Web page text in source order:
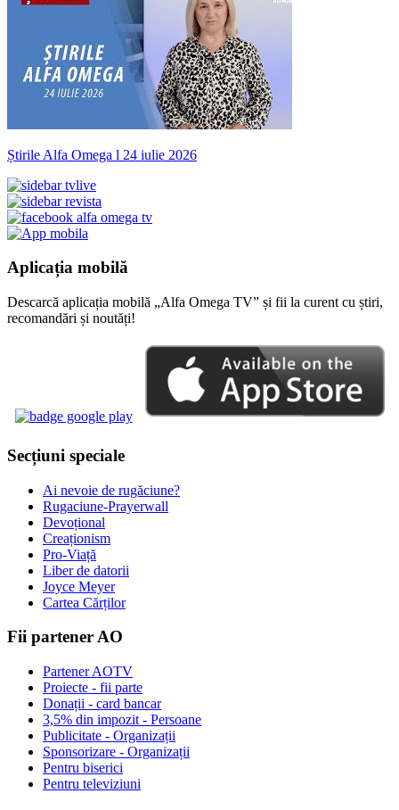
Știrile Alfa Omega l 24 iulie 2026
Aplicația mobilă
Descarcă aplicația mobilă „Alfa Omega TV” și fii la curent cu știri,
recomandări și noutăți!
Secțiuni speciale
Ai nevoie de rugăciune?
Rugaciune-Prayerwall
Devoțional
Creaționism
Pro-Viață
Liber de datorii
Joyce Meyer
Cartea Cărților
Fii partener AO
Partener AOTV
Proiecte - fii parte
Donații - card bancar
3,5% din impozit - Persoane
Publicitate - Organizații
Sponsorizare - Organizații
Pentru biserici
Pentru televiziuni